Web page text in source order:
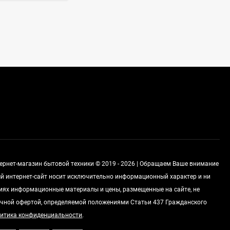
варочная панель
MAUNFELD EVI.594.FL2-
BK
Цена по
запросу
магазин бытовой техники © 2019 - 2026 | Обращаем Ваше внимание
интернет-сайт носит исключительно информационный характер и ни
информационные материалы и цены, размещенные на сайте, не
офертой, определяемой положениями Статьи 437 Гражданского
конфиденциальности.